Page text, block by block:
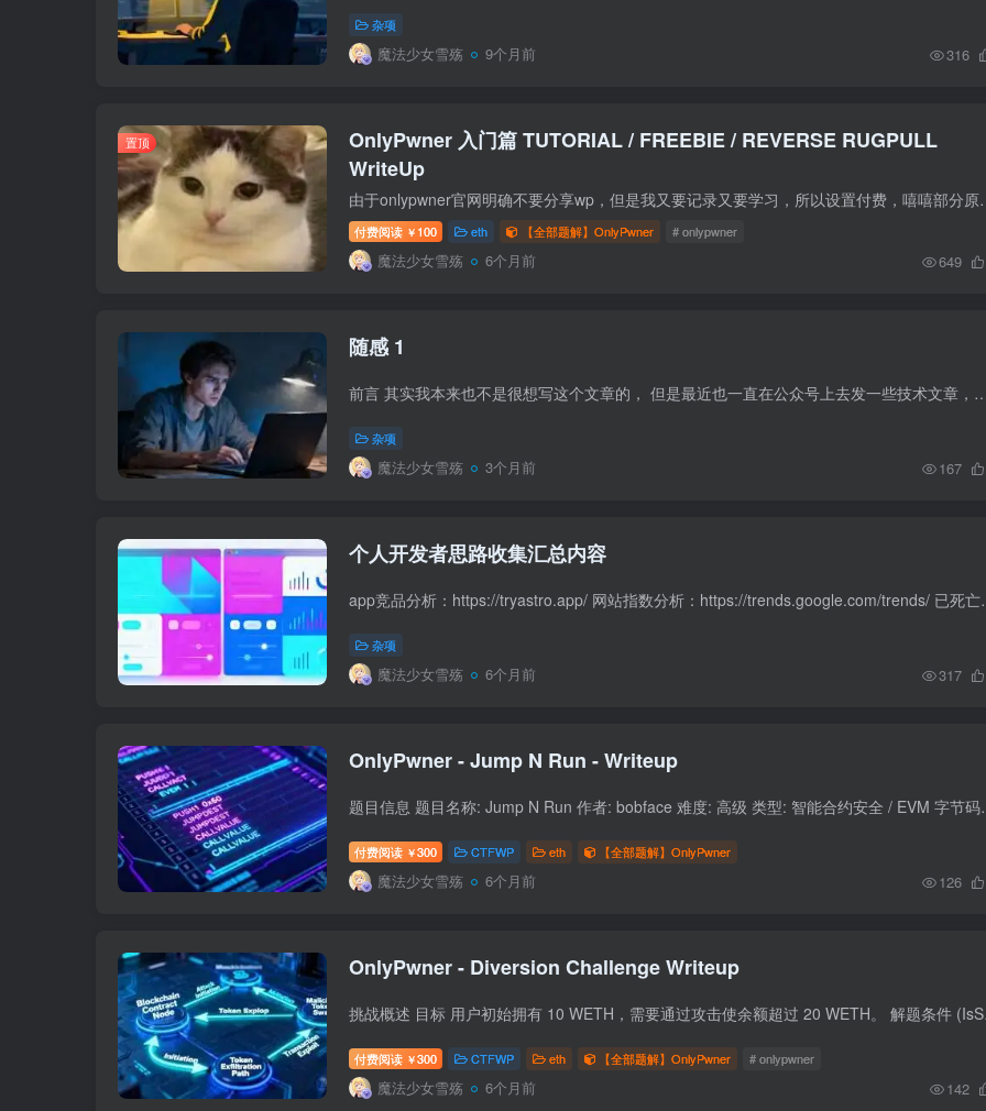
杂项
魔法少女雪殇 9个月前 316
置顶
OnlyPwner 入门篇 TUTORIAL / FREEBIE / REVERSE RUGPULL
WriteUp
由于onlypwner官网明确不要分享wp，但是我又要
付费阅读 ￥ 100 eth 【全部题解】OnlyPwner # onlypwner
魔法少女雪殇 6个月前 649
随感 1
前言 其实我本来也不是很想写这个文章的， 但是最近也一直在公众号上去发一些技术文章，博客上也疏忽了，后面博客更多的是用来发自己的感想，思考。 公众号二维码，可以扫码关注 正文 自从19年...
杂项
魔法少女雪殇 3个月前 167
个人开发者思路收集汇总内容
app竞品分析：https://
杂项
魔法少女雪殇 6个月前 317
OnlyPwner - Jump N Run - Writeup
题目信息 题目名称: Jump N Run 作
付费阅读 ￥300 CTFWP eth 【全部题解】OnlyPwner
魔法少女雪殇 6个月前 126
OnlyPwner - Diversion Challenge Writeup
付费阅读 ￥300 CTFWP eth 【全部题解】OnlyPwner # onlypwner
魔法少女雪殇 6个月前 142